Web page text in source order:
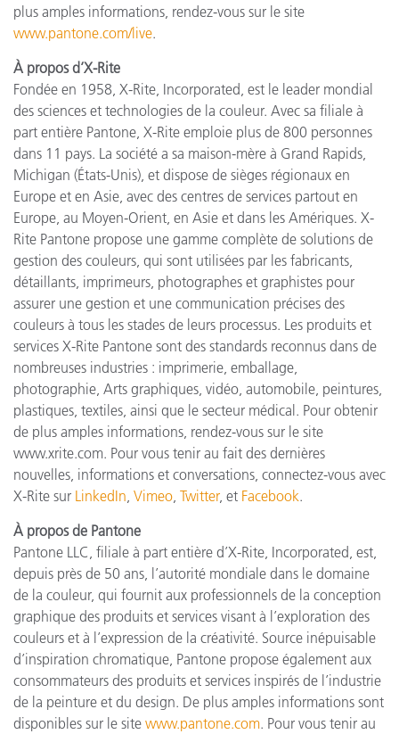
plus amples informations, rendez-vous sur le site
www.pantone.com/live.
À propos d’X-Rite
Fondée en 1958, X-Rite, Incorporated, est le leader mondial
des sciences et technologies de la couleur. Avec sa filiale à
part entière Pantone, X-Rite emploie plus de 800 personnes
dans 11 pays. La société a sa maison-mère à Grand Rapids,
Michigan (États-Unis), et dispose de sièges régionaux en
Europe et en Asie, avec des centres de services partout en
Europe, au Moyen-Orient, en Asie et dans les Amériques. X-
Rite Pantone propose une gamme complète de solutions de
gestion des couleurs, qui sont utilisées par les fabricants,
détaillants, imprimeurs, photographes et graphistes pour
assurer une gestion et une communication précises des
couleurs à tous les stades de leurs processus. Les produits et
services X-Rite Pantone sont des standards reconnus dans de
nombreuses industries : imprimerie, emballage,
photographie, Arts graphiques, vidéo, automobile, peintures,
plastiques, textiles, ainsi que le secteur médical. Pour obtenir
de plus amples informations, rendez-vous sur le site
www.xrite.com. Pour vous tenir au fait des dernières
nouvelles, informations et conversations, connectez-vous avec
X-Rite sur LinkedIn Vimeo Twitter, et Facebook.
À propos de Pantone
Pantone LLC, filiale à part entière d’X-Rite, Incorporated, est,
depuis près de 50 ans, l’autorité mondiale dans le domaine
de la couleur, qui fournit aux professionnels de la conception
graphique des produits et services visant à l’exploration des
couleurs et à l’expression de la créativité. Source inépuisable
d’inspiration chromatique, Pantone propose également aux
consommateurs des produits et services inspirés de l’industrie
de la peinture et du design. De plus amples informations sont
disponibles sur le site www.pantone.com. Pour vous tenir au